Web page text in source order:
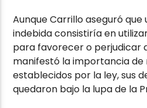
Aunque Carrillo aseguró
indebida consistiría en
para favorecer o perjudicar
manifestó la importancia
establecidos por la ley, sus
quedaron bajo la lupa de la